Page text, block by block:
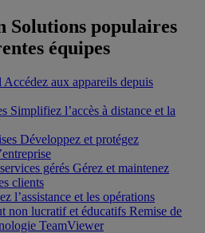
Solutions populaires
équipes
Accédez aux appareils depuis
Simplifiez l’accès à distance et la
Développez et protégez
gérés Gérez et maintenez
clients
l’assistance et les opérations
non lucratif et éducatifs Remise de
TeamViewer